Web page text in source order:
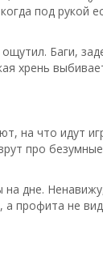
под рукой
Баги,
хрень
на что идут
про
дне.
а профита не